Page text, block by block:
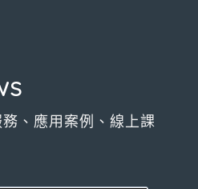
、應用案例、線上課